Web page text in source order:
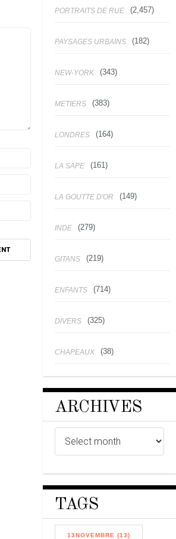
PORTRAITS DE RUE (2,457)
PAYSAGES URBAINS (182)
NEW-YORK (343)
METIERS (383)
LONDRES (164)
LA SAPE (161)
LA GOUTTE D'OR (149)
INDE (279)
GITANS (219)
ENFANTS (714)
DIVERS (325)
CHAPEAUX (38)
ARCHIVES
TAGS
13NOVEMBRE (13)